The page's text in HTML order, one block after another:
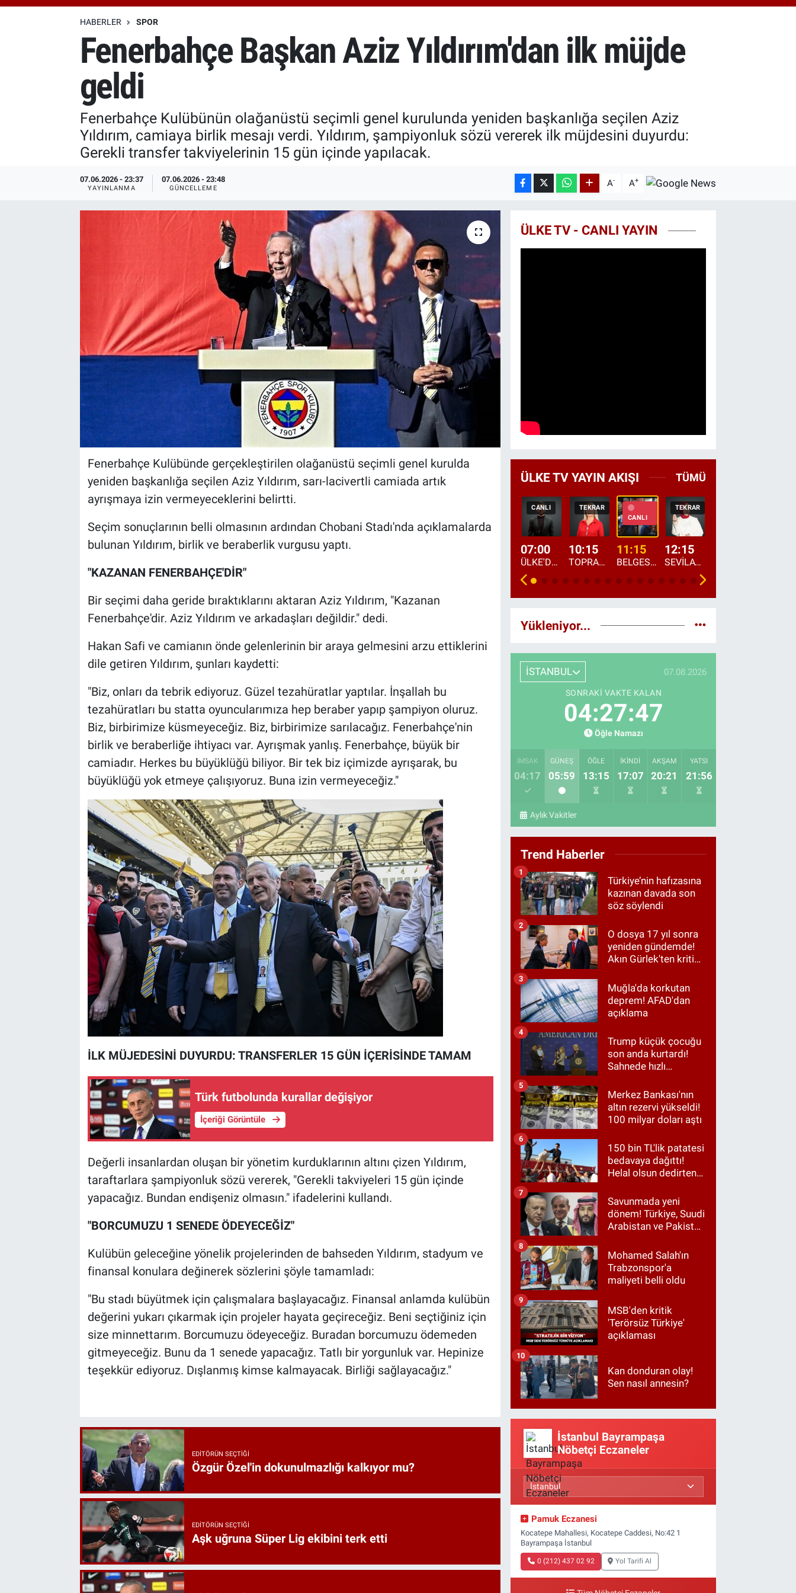
BITCOIN
64.360,53
%-0.76
HABERLER SPOR
Fenerbahçe Başkan Aziz Yıldırım'dan ilk müjde
geldi
Fenerbahçe Kulübünün olağanüstü seçimli genel kurulunda yeniden başkanlığa seçilen Aziz
Yıldırım, camiaya birlik mesajı verdi. Yıldırım, şampiyonluk sözü vererek ilk müjdesini duyurdu:
Gerekli transfer takviyelerinin 15 gün içinde yapılacak.
07.06.2026 - 23:37
YAYINLANMA
07.06.2026 - 23:48
GÜNCELLEME A- A+
Fenerbahçe Kulübünde gerçekleştirilen olağanüstü seçimli genel kurulda
yeniden başkanlığa seçilen Aziz Yıldırım, sarı-lacivertli camiada artık
ayrışmaya izin vermeyeceklerini belirtti.
Seçim sonuçlarının belli olmasının ardından Chobani Stadı'nda açıklamalarda
bulunan Yıldırım, birlik ve beraberlik vurgusu yaptı.
"KAZANAN FENERBAHÇE'DİR"
Bir seçimi daha geride bıraktıklarını aktaran Aziz Yıldırım, "Kazanan
Fenerbahçe'dir. Aziz Yıldırım ve arkadaşları değildir." dedi.
Hakan Safi ve camianın önde gelenlerinin bir araya gelmesini arzu ettiklerini
dile getiren Yıldırım, şunları kaydetti:
"Biz, onları da tebrik ediyoruz. Güzel tezahüratlar yaptılar. İnşallah bu
tezahüratları bu statta oyuncularımıza hep beraber yapıp şampiyon oluruz.
Biz, birbirimize küsmeyeceğiz. Biz, birbirimize sarılacağız. Fenerbahçe'nin
birlik ve beraberliğe ihtiyacı var. Ayrışmak yanlış. Fenerbahçe, büyük bir
camiadır. Herkes bu büyüklüğü biliyor. Bir tek biz içimizde ayrışarak, bu
büyüklüğü yok etmeye çalışıyoruz. Buna izin vermeyeceğiz."
İLK MÜJEDESİNİ DUYURDU: TRANSFERLER 15 GÜN İÇERİSİNDE TAMAM
Türk futbolunda kurallar değişiyor
İçeriği Görüntüle
Değerli insanlardan oluşan bir yönetim kurduklarının altını çizen Yıldırım,
taraftarlara şampiyonluk sözü vererek, "Gerekli takviyeleri 15 gün içinde
yapacağız. Bundan endişeniz olmasın." ifadelerini kullandı.
"BORCUMUZU 1 SENEDE ÖDEYECEĞİZ"
Kulübün geleceğine yönelik projelerinden de bahseden Yıldırım, stadyum ve
finansal konulara değinerek sözlerini şöyle tamamladı:
"Bu stadı büyütmek için çalışmalara başlayacağız. Finansal anlamda kulübün
değerini yukarı çıkarmak için projeler hayata geçireceğiz. Beni seçtiğiniz için
size minnettarım. Borcumuzu ödeyeceğiz. Buradan borcumuzu ödemeden
gitmeyeceğiz. Bunu da 1 senede yapacağız. Tatlı bir yorgunluk var. Hepinize
teşekkür ediyoruz. Dışlanmış kimse kalmayacak. Birliği sağlayacağız."
EDITÖRÜN SEÇTIĞI
Özgür Özel'in dokunulmazlığı kalkıyor mu?
EDITÖRÜN SEÇTIĞI
Aşk uğruna Süper Lig ekibini terk etti
ÜLKE TV - CANLI YAYIN
ÜLKE TV YAYIN AKIŞI TÜMÜ
CANLI
07:00
ÜLKE'DE BU SABAH
TEKRAR
10:15
TOPRAKTAN SOFRAYA
CANLI
11:15
BELGESEL: "ÜLKE'NİN ALIN TERİ"
TEKRAR
12:15
SEVİLAY SUNGUR İLE ELİMİN BEREKETİ
Yükleniyor...
İSTANBUL 07.08.2026
SONRAKI VAKTE KALAN
04:27:46
Öğle Namazı
İMSAK
04:17
GÜNEŞ
05:59
ÖĞLE
13:15
İKINDI
17:07
AKŞAM
20:21
YATSI
21:56
Aylık Vakitler
Trend Haberler
Türkiye’nin hafızasına
kazınan davada son
söz söylendi
1
O dosya 17 yıl sonra
yeniden gündemde!
Akın Gürlek'ten kritik
2
Muğla'da korkutan
deprem! AFAD'dan
açıklama
3
Trump küçük çocuğu
son anda kurtardı!
Sahnede hızlı
4
Merkez Bankası'nın
altın rezervi yükseldi!
100 milyar doları aştı
5
150 bin TL'lik patatesi
bedavaya dağıttı!
Helal olsun dedirten
6
Savunmada yeni
dönem! Türkiye, Suudi
Arabistan ve Pakistan
7
Mohamed Salah'ın
Trabzonspor'a
maliyeti belli oldu
8
MSB'den kritik
'Terörsüz Türkiye'
açıklaması
9
Kan donduran olay!
Sen nasıl annesin?
10
İstanbul Bayrampaşa
Nöbetçi Eczaneler
Pamuk Eczanesi
Kocatepe Mahallesi, Kocatepe Caddesi, No:42 1
Bayrampaşa İstanbul
0 (212) 437 02 92 Yol Tarifi Al
Özel Haberler
Özel Haberler
Erişim Bilgileri
Haber Arşivi